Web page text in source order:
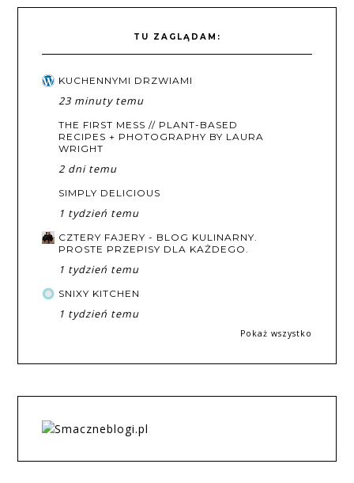
TU ZAGLĄDAM:
KUCHENNYMI DRZWIAMI
23 minuty temu
THE FIRST MESS // PLANT-BASED
RECIPES + PHOTOGRAPHY BY LAURA
WRIGHT
2 dni temu
SIMPLY DELICIOUS
1 tydzień temu
CZTERY FAJERY - BLOG KULINARNY.
PROSTE PRZEPISY DLA KAŻDEGO.
1 tydzień temu
SNIXY KITCHEN
1 tydzień temu
Pokaż wszystko